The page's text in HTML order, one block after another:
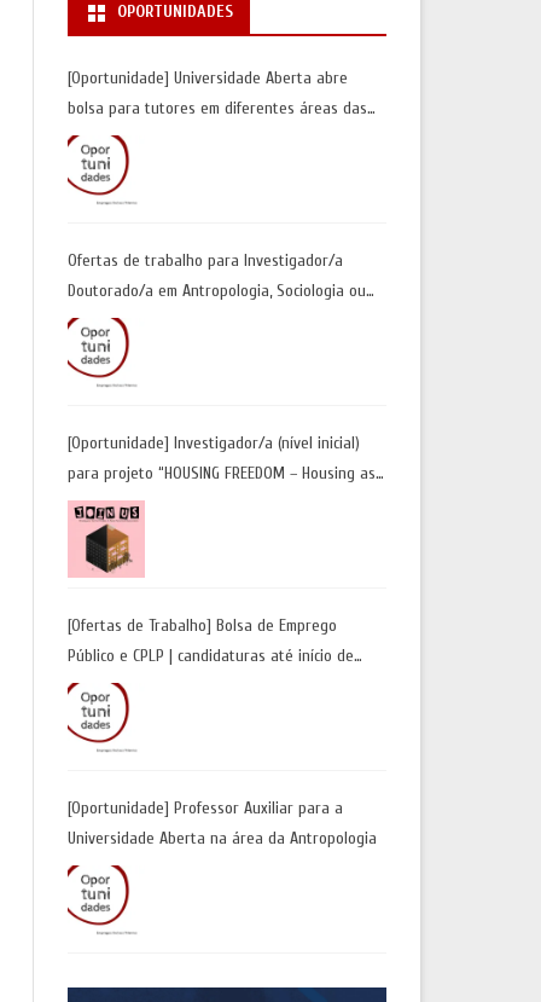
OPORTUNIDADES
[Oportunidade] Universidade Aberta abre
bolsa para tutores em diferentes áreas das
Ciências Sociais | Inscrições até 30 de junho
Ofertas de trabalho para Investigador/a
Doutorado/a em Antropologia, Sociologia ou
Geografia Humana| Universidade de Coimbra |
Candidaturas até 29 de maio 2026
[Oportunidade] Investigador/a (nível inicial)
para projeto “HOUSING FREEDOM – Housing as
a Tool for Freedom: A Future Away from
Incarceration” | até 8 de maio
[Ofertas de Trabalho] Bolsa de Emprego
Público e CPLP | candidaturas até início de
maio 2026
[Oportunidade] Professor Auxiliar para a
Universidade Aberta na área da Antropologia